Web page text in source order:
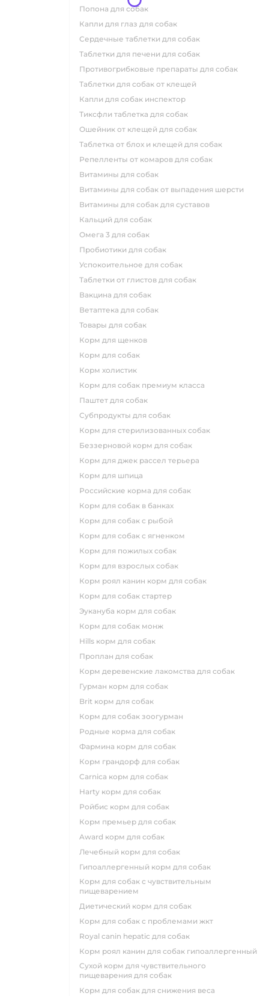
попона для собак
капли для глаз для собак
сердечные таблетки для собак
таблетки для печени для собак
противогрибковые препараты для собак
таблетки для собак от клещей
капли для собак инспектор
тиксфли таблетка для собак
ошейник от клещей для собак
таблетка от блох и клещей для собак
репелленты от комаров для собак
витамины для собак
витамины для собак от выпадения шерсти
витамины для собак для суставов
кальций для собак
омега 3 для собак
пробиотики для собак
успокоительное для собак
таблетки от глистов для собак
вакцина для собак
ветаптека для собак
товары для собак
корм для щенков
корм для собак
корм холистик
корм для собак премиум класса
паштет для собак
субпродукты для собак
корм для стерилизованных собак
беззерновой корм для собак
корм для джек рассел терьера
корм для шпица
российские корма для собак
корм для собак в банках
корм для собак с рыбой
корм для собак с ягненком
корм для пожилых собак
корм для взрослых собак
корм роял канин корм для собак
корм для собак стартер
эукануба корм для собак
корм для собак монж
hills корм для собак
проплан для собак
корм деревенские лакомства для собак
гурман корм для собак
brit корм для собак
корм для собак зоогурман
родные корма для собак
фармина корм для собак
корм грандорф для собак
carnica корм для собак
harty корм для собак
ройбис корм для собак
корм премьер для собак
award корм для собак
лечебный корм для собак
гипоаллергенный корм для собак
корм для собак с чувствительным
пищеварением
диетический корм для собак
корм для собак с проблемами жкт
royal canin hepatic для собак
корм роял канин для собак гипоаллергенный
сухой корм для чувствительного
пищеварения для собак
корм для собак для снижения веса